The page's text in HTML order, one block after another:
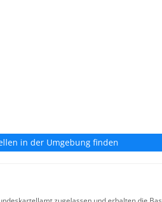
in der Umgebung finden